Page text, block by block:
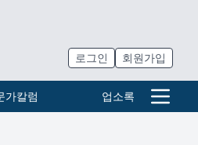
로그인 회원가입
가칼럼 업소록